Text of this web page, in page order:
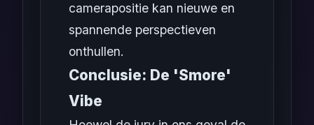
camerapositie kan nieuwe en
spannende perspectieven
onthullen.
Conclusie: De 'Smore'
Vibe